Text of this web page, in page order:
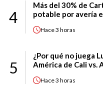
4
Más del 30% de
potable por avería
Hace3 horas
5
¿Por qué no juega
América de Cali vs.
Hace3 horas